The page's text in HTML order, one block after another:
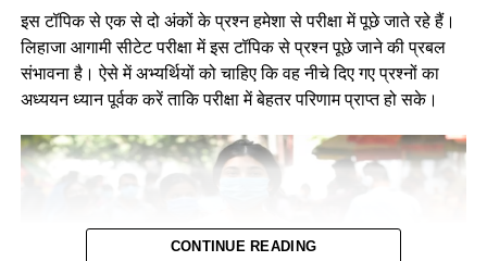
इस टॉपिक से एक से दो अंकों के प्रश्न हमेशा से परीक्षा में पूछे जाते रहे हैं।
लिहाजा आगामी सीटेट परीक्षा में इस टॉपिक से प्रश्न पूछे जाने की प्रबल
संभावना है। ऐसे में अभ्यर्थियों को चाहिए कि वह नीचे दिए गए प्रश्नों का
अध्ययन ध्यान पूर्वक करें ताकि परीक्षा में बेहतर परिणाम प्राप्त हो सके।
CONTINUE READING